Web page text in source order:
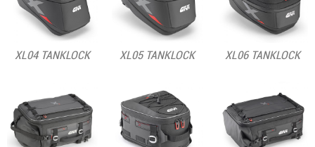
XL04 TANKLOCK XL05 TANKLOCK XL06 TANKLOCK